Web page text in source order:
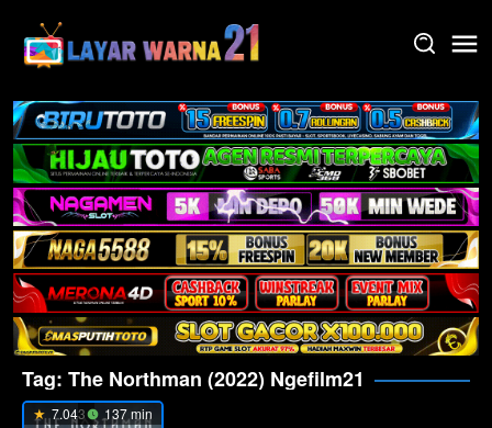
content
Tag: The Northman (2022) Ngefilm21
7.043 137 min